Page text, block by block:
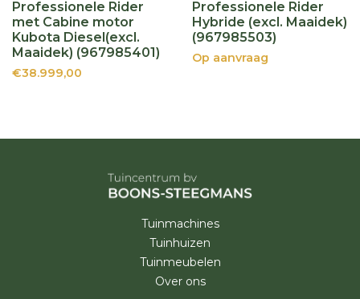
Professionele Rider
met Cabine motor
Kubota Diesel(excl.
Maaidek) (967985401)
€38.999,00
Professionele Rider
Hybride (excl. Maaidek)
(967985503)
Op aanvraag
Tuinmachines
Tuinhuizen
Tuinmeubelen
Over ons